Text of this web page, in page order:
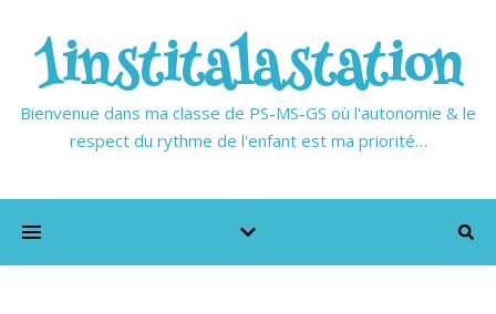
1institalastation
Bienvenue dans ma classe de PS-MS-GS où l'autonomie & le
respect du rythme de l'enfant est ma priorité…